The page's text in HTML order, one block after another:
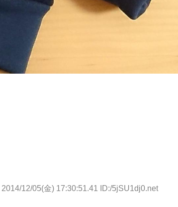
2014/12/05(金) 17:30:51.41 ID:/5jSU1dj0.net